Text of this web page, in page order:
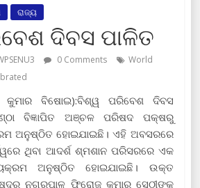
ରାଜ୍ୟ
ଦିବସ ପାଳିତ
0 Comments
World
କୁମାର ବିଷୋଇ):ବିଶ୍ୱ ପରିବେଶ ଦିବସ
ବିଜ୍ଞାପିତ ଅଞ୍ଚଳ ପରିଷଦ ପକ୍ଷରୁ
ଅନୁଷ୍ଠିତ ହୋଇଯାଇଛି। ଏହି ଅବସରରେ
ଥିବା ଆଦର୍ଶ ଶ୍ମଶାନ ପରିସରରେ ଏକ
ଅନୁଷ୍ଠିତ ହୋଇଯାଇଛି। ଉକ୍ତ
ନଗରପାଳ ଫିରୋଜ୍ କୁମାର ସେଠୀଙ୍କ